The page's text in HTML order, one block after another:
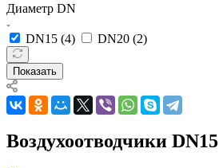
Диаметр DN
DN15 (4) DN20 (2)
Показать
Воздухоотводчики DN15